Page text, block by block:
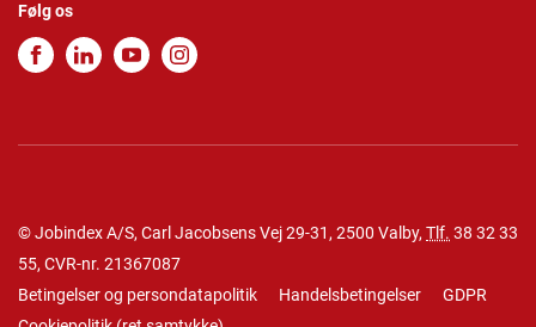
Følg os
© Jobindex A/S, Carl Jacobsens Vej 29-31, 2500 Valby, Tlf. 38 32 33
55, CVR-nr. 21367087
Betingelser og persondatapolitik
Handelsbetingelser
GDPR